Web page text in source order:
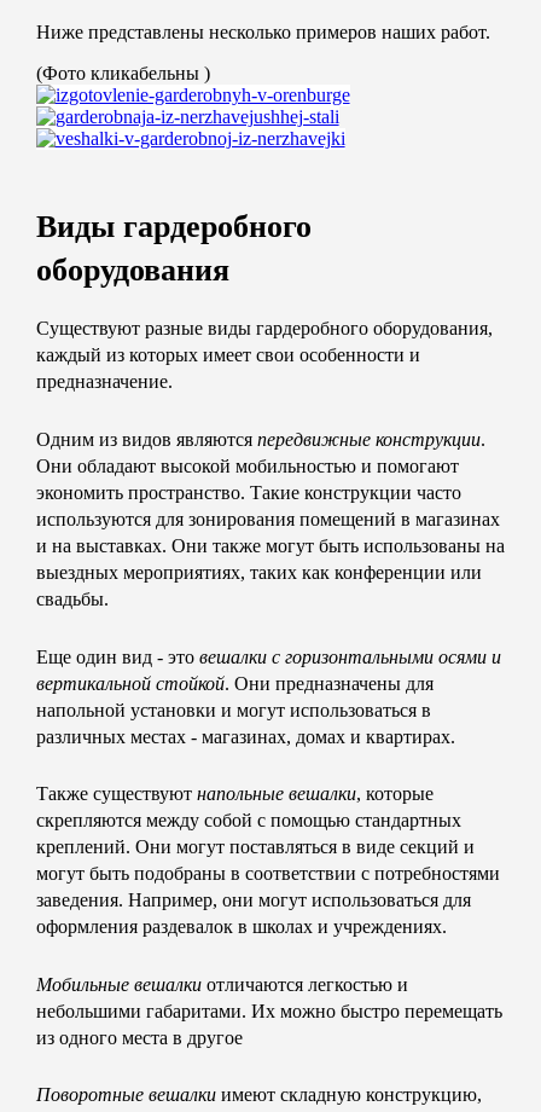
Ниже представлены несколько примеров наших работ.
(Фото кликабельны )
Виды гардеробного
оборудования
Существуют разные виды гардеробного оборудования,
каждый из которых имеет свои особенности и
предназначение.
Одним из видов являются передвижные конструкции.
Они обладают высокой мобильностью и помогают
экономить пространство. Такие конструкции часто
используются для зонирования помещений в магазинах
и на выставках. Они также могут быть использованы на
выездных мероприятиях, таких как конференции или
свадьбы.
Еще один вид - это вешалки с горизонтальными осями и
вертикальной стойкой. Они предназначены для
напольной установки и могут использоваться в
различных местах - магазинах, домах и квартирах.
Также существуют напольные вешалки, которые
скрепляются между собой с помощью стандартных
креплений. Они могут поставляться в виде секций и
могут быть подобраны в соответствии с потребностями
заведения. Например, они могут использоваться для
оформления раздевалок в школах и учреждениях.
Мобильные вешалкиотличаются легкостью и
небольшими габаритами. Их можно быстро перемещать
из одного места в другое
Поворотные вешалкиимеют складную конструкцию,